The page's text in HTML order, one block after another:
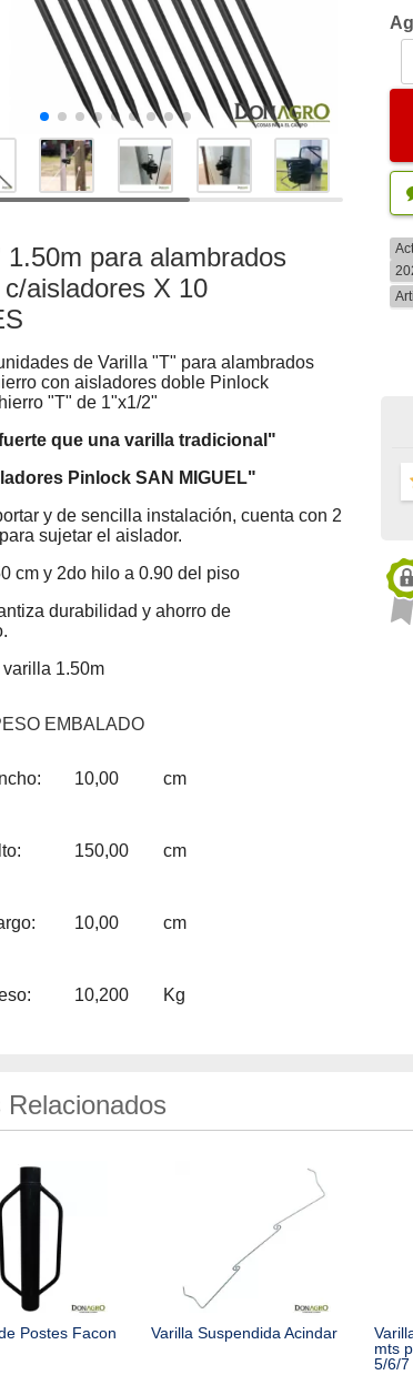
1.50m para alambrados
aisladores X 10
de Varilla "T" para alambrados
con aisladores doble Pinlock
"T" de 1"x1/2"
que una varilla tradicional"
Pinlock SAN MIGUEL"
y de sencilla instalación, cuenta con 2
sujetar el aislador.
cm y 2do hilo a 0.90 del piso
durabilidad y ahorro de
1.50m
EMBALADO
10,00 cm
150,00 cm
10,00 cm
10,200 Kg
Relacionados
Postes Facon
Varilla Suspendida Acindar
mts
5/6/7